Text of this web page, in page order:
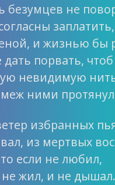
безумцев не
заплатить,
и жизнью бы
порвать,
невидимую
ними
избранных
из мертвых
если не любил,
жил, и не дышал.